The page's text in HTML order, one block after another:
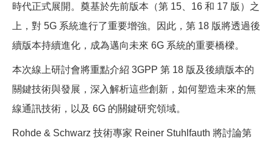
時代正式展開。奠基於先前版本（第 15、16 和 17 版）之
上，對 5G 系統進行了重要增強。因此，第 18 版將透過後
續版本持續進化，成為邁向未來 6G 系統的重要橋樑。
本次線上研討會將重點介紹 3GPP 第 18 版及後續版本的
關鍵技術與發展，深入解析這些創新，如何塑造未來的無
線通訊技術，以及 6G 的關鍵研究領域。
Rohde & Schwarz 技術專家 Reiner Stuhlfauth 將討論第